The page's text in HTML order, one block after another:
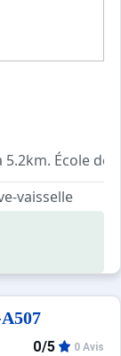
5.2km. École
tout équipé.
vaisselle
0/5 0 Avis